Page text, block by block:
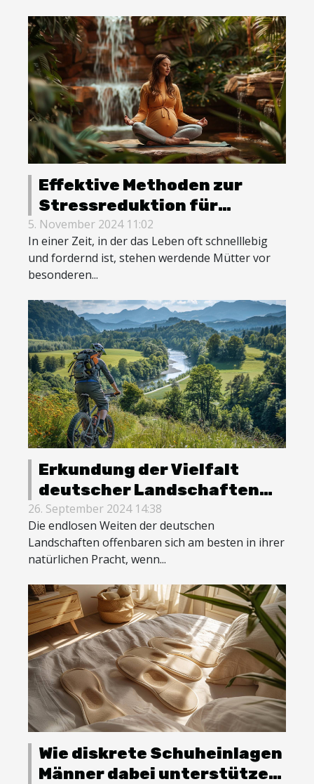
Effektive Methoden zur
Stressreduktion für
werdende Mütter
5. November 2024 11:02
In einer Zeit, in der das Leben oft schnelllebig
und fordernd ist, stehen werdende Mütter vor
besonderen...
Erkundung der Vielfalt
deutscher Landschaften
durch Wandern und
Radfahren
26. September 2024 14:38
Die endlosen Weiten der deutschen
Landschaften offenbaren sich am besten in ihrer
natürlichen Pracht, wenn...
Wie diskrete Schuheinlagen
Männer dabei unterstützen